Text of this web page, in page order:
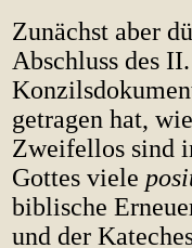
Zunächst aber
Abschluss des
getragen hat,
Zweifellos sind
Gottes viele
biblische
und der